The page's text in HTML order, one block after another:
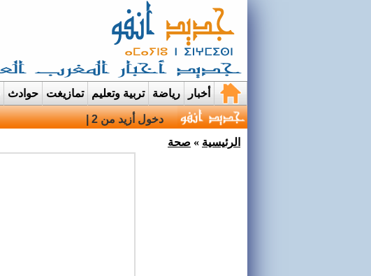
أخبار رياضة تربية وتعليم تمازيغت حوادث
دخول أزيد من 2,7 مليون من مغاربة العالم منذ انطلاق عملية مرحبا |
الرئيسية » صحة